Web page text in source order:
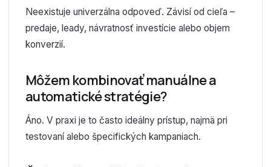
Neexistuje univerzálna odpoveď. Závisí od cieľa –
predaje, leady, návratnosť investície alebo objem
konverzií.
Môžem kombinovať manuálne a
automatické stratégie?
Áno. V praxi je to často ideálny prístup, najmä pri
testovaní alebo špecifických kampaniach.